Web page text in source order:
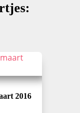
2016